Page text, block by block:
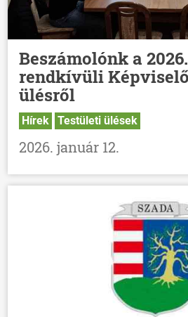
Beszámolónk a
rendkívüli
ülésről
Hírek Testületi ülések
2026. január 12.